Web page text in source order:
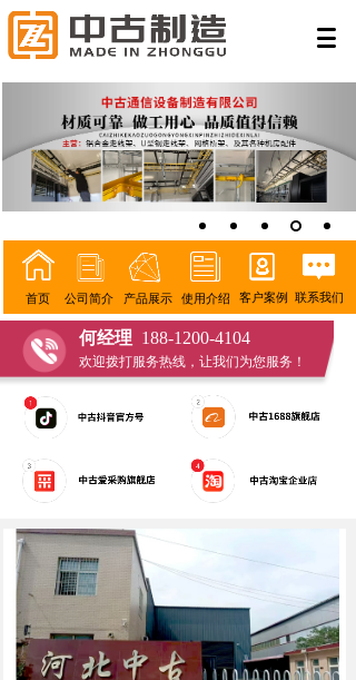
首页 使用介绍
产品展示
公司简介 客户案例 联系我们
何经理 188-1200-4104
欢迎拨打服务热线，让我们为您服务！